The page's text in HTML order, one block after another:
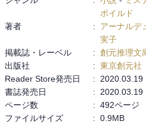
ことによって得られるリアルな重さ
のが感じられ、作品は活き活きと我
んな気がする。
もちろん、読者と離れたところで、
を求めたい読者もいると思う。マン
らかと言えば、私生活では試練を与
試練を解決できなくても事件を解決
し不完全さを持ったキャラクターであ
ボイルド
著者
: アーナルデ
実子
掲載誌・レーベル
: 創元推理文
出版社
: 東京創元社
Reader Store発売日
:
2020.03.19
書誌発売日
:
2020.03.19
ページ数
: 492ページ
ファイルサイズ
: 0.9MB